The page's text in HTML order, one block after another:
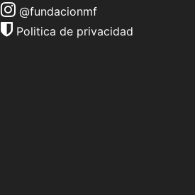
@fundacionmf
Politica de privacidad